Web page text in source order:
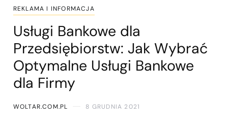
REKLAMA I INFORMACJA
Usługi Bankowe dla
Przedsiębiorstw: Jak Wybrać
Optymalne Usługi Bankowe
dla Firmy
WOLTAR.COM.PL 8 GRUDNIA 2021